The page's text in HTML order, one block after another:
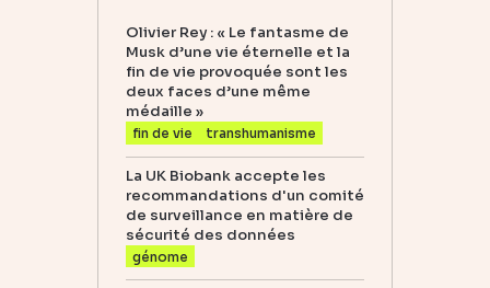
Olivier Rey : « Le fantasme de
Musk d’une vie éternelle et la
fin de vie provoquée sont les
deux faces d’une même
médaille »
fin de vie transhumanisme
La UK Biobank accepte les
recommandations d'un comité
de surveillance en matière de
sécurité des données
génome